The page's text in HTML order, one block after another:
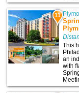
11
This
an
with